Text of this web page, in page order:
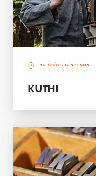
26 AOÛT - DÈS 3 ANS
KUTHI